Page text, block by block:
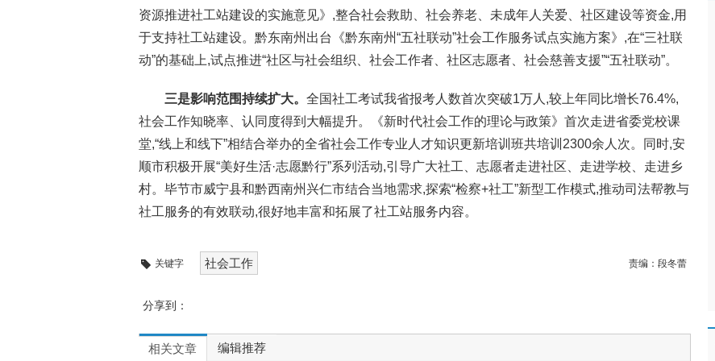
资源推进社工站建设的实施意见》,整合社会救助、社会养老、未成年人关爱、社区建设等资金,用
于支持社工站建设。黔东南州出台《黔东南州“五社联动”社会工作服务试点实施方案》,在“三社联
动”的基础上,试点推进“社区与社会组织、社会工作者、社区志愿者、社会慈善支援”“五社联动”。
三是影响范围持续扩大。 全国社工考试我省报考人数首次突破1万人,较上年同比增长76.4%,
社会工作知晓率、认同度得到大幅提升。《新时代社会工作的理论与政策》首次走进省委党校课
堂,“线上和线下”相结合举办的全省社会工作专业人才知识更新培训班共培训2300余人次。同时,安
顺市积极开展“美好生活·志愿黔行”系列活动,引导广大社工、志愿者走进社区、走进学校、走进乡
村。毕节市威宁县和黔西南州兴仁市结合当地需求,探索“检察+社工”新型工作模式,推动司法帮教与
社工服务的有效联动,很好地丰富和拓展了社工站服务内容。
关键字 社会工作 责编： 段冬蕾
分享到：
相关文章 编辑推荐